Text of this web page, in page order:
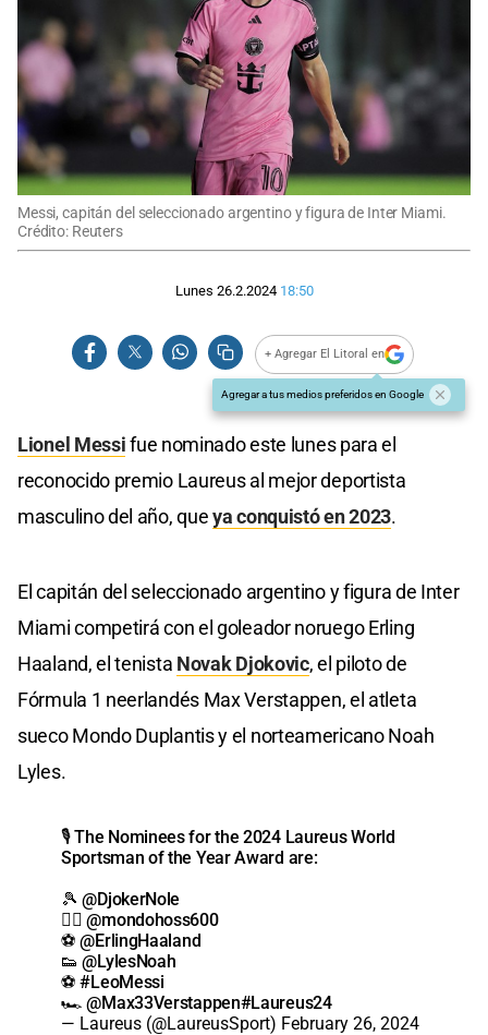
Messi, capitán del seleccionado argentino y figura de Inter Miami.
Crédito: Reuters
Lunes 26.2.2024 18:50
+ Agregar El Litoral en
Agregar a tus medios preferidos en Google
Lionel Messifue nominado este lunes para el
reconocido premio Laureus al mejor deportista
masculino del año, queya conquistó en 2023.
El capitán del seleccionado argentino y figura de Inter
Miami competirá con el goleador noruego Erling
Haaland, el tenista Novak Djokovic, el piloto de
Fórmula 1 neerlandés Max Verstappen, el atleta
sueco Mondo Duplantis y el norteamericano Noah
Lyles.
🎙️ The Nominees for the 2024 Laureus World
Sportsman of the Year Award are:
🎾@DjokerNole
🏃‍♂️@mondohoss600
⚽️@ErlingHaaland
👟@LylesNoah
⚽️#LeoMessi
🏎@Max33Verstappen#Laureus24
— Laureus (@LaureusSport) February 26, 2024